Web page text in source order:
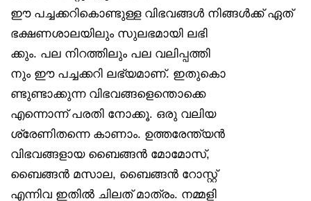
ഈ പച്ചക്കറികൊണ്ടുള്ള വിഭവങ്ങൾ നിങ്ങൾക്ക് ഏത്
ഭക്ഷണശാലയിലും സുലഭമായി ലഭി
ക്കും. പല നിറത്തിലും പല വലിപ്പത്തി
നും ഈ പച്ചക്കറി ലഭ്യമാണ്. ഇതുകൊ
ണ്ടുണ്ടാക്കുന്ന വിഭവങ്ങളെന്തൊക്കെ
എന്നൊന്ന് പരതി നോക്കൂ. ഒരു വലിയ
ശ്രേണിതന്നെ കാണാം. ഉത്തരേന്ത്യൻ
വിഭവങ്ങളായ ബൈങ്ങൻ മോമോസ്,
ബൈങ്ങൻ മസാല, ബൈങ്ങൻ റോസ്റ്റ്
എന്നിവ ഇതിൽ ചിലത് മാത്രം. നമ്മളി